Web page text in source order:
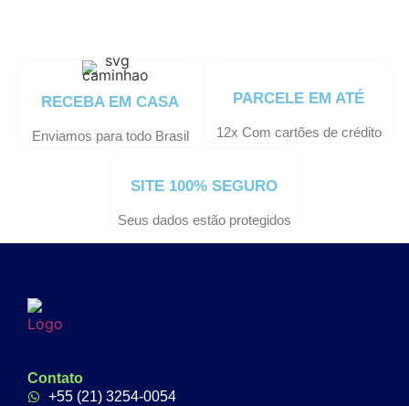
RECEBA EM CASA
Enviamos para todo Brasil
PARCELE EM ATÉ
12x Com cartões de crédito
SITE 100% SEGURO
Seus dados estão protegidos
Contato
+55 (21) 3254-0054